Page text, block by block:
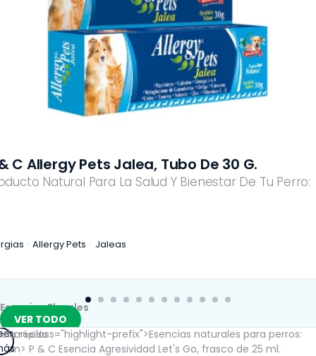
Natural Para La Salud Y Bienestar De Tu Perro:
C Allergy Pets Jalea, Tubo De 30 G.
Allergy Pets Jaleas
Esencias Florales
VER TODO
rápida